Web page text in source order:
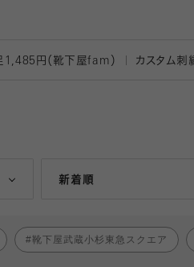
1,485円（靴下屋fam） カスタム刺
新着順
人気ランキング順
靴下屋武蔵小杉東急スクエア